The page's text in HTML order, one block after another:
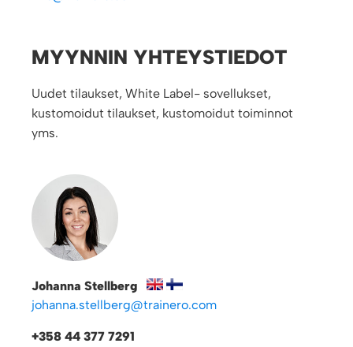
MYYNNIN YHTEYSTIEDOT
Uudet tilaukset, White Label- sovellukset,
kustomoidut tilaukset, kustomoidut toiminnot
yms.
Johanna Stellberg
johanna.stellberg@trainero.com
+358 44 377 7291